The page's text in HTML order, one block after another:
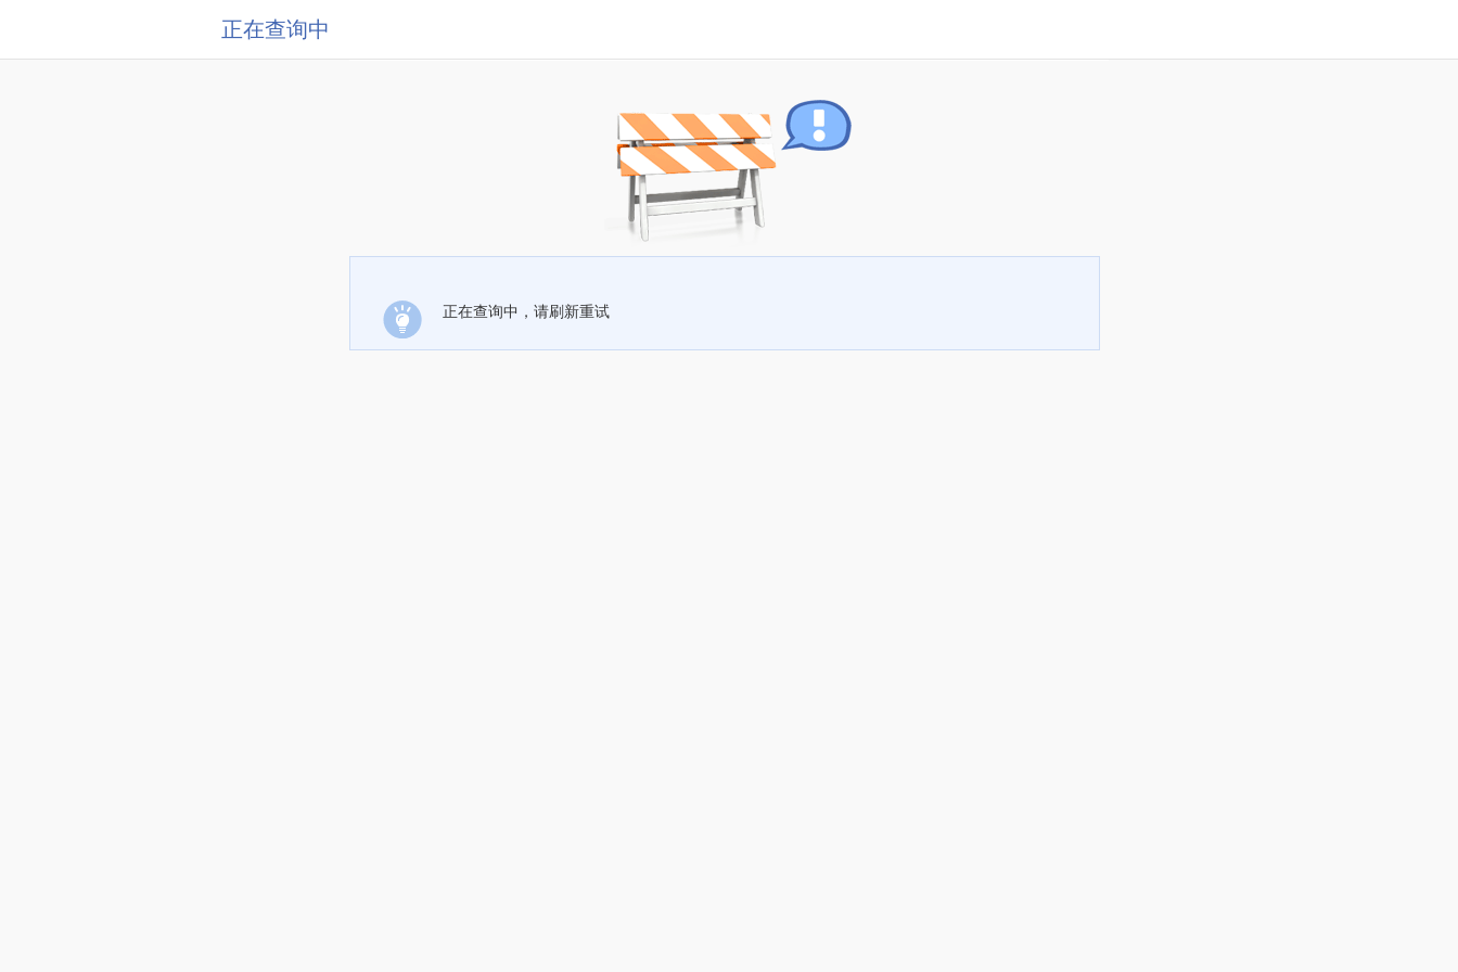
正在查询中
正在查询中，请刷新重试